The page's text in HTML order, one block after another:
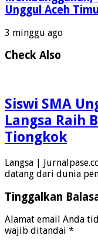
Unggul Aceh
3 minggu ago
Check Also
Siswi SMA
Langsa Raih
Tiongkok
Langsa |
datang dari dunia
Tinggalkan
Alamat email Anda
wajib ditandai *